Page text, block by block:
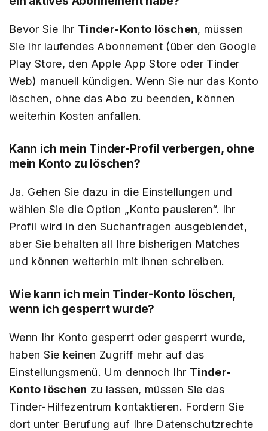
Bevor Sie Ihr Tinder-Konto löschen, müssen
Sie Ihr laufendes Abonnement (über den Google
Play Store, den Apple App Store oder Tinder
Web) manuell kündigen. Wenn Sie nur das Konto
löschen, ohne das Abo zu beenden, können
weiterhin Kosten anfallen.
Kann ich mein Tinder-Profil verbergen, ohne
mein Konto zu löschen?
Ja. Gehen Sie dazu in die Einstellungen und
wählen Sie die Option „Konto pausieren“. Ihr
Profil wird in den Suchanfragen ausgeblendet,
aber Sie behalten all Ihre bisherigen Matches
und können weiterhin mit ihnen schreiben.
Wie kann ich mein Tinder-Konto löschen,
wenn ich gesperrt wurde?
Wenn Ihr Konto gesperrt oder gesperrt wurde,
haben Sie keinen Zugriff mehr auf das
Einstellungsmenü. Um dennoch Ihr Tinder-
Konto löschen zu lassen, müssen Sie das
Tinder-Hilfezentrum kontaktieren. Fordern Sie
dort unter Berufung auf Ihre Datenschutzrechte